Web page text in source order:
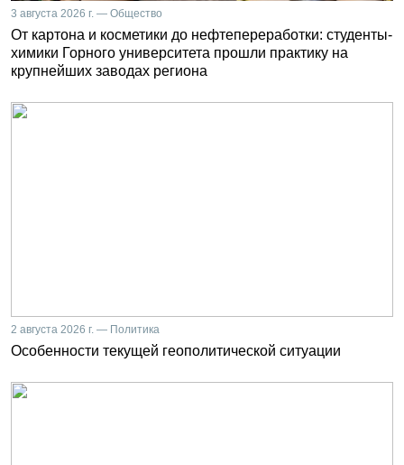
3 августа 2026 г. — Общество
От картона и косметики до нефтепереработки: студенты-
химики Горного университета прошли практику на
крупнейших заводах региона
2 августа 2026 г. — Политика
Особенности текущей геополитической ситуации